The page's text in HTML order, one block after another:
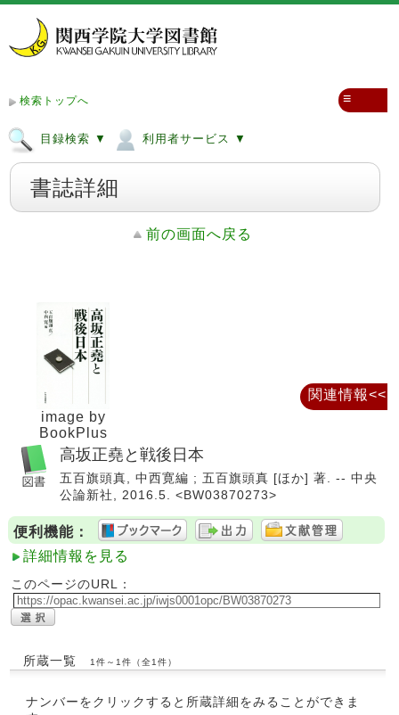
検索トップへ
目録検索 ▼ 利用者サービス ▼
≡
書誌詳細
前の画面へ戻る
image by
BookPlus
高坂正堯と戦後日本
五百旗頭真, 中西寛編 ; 五百旗頭真 [ほか] 著. -- 中央
公論新社, 2016.5. <BW03870273>
便利機能：
詳細情報を見る
このページのURL：
所蔵一覧 1件～1件（全1件）
ナンバーをクリックすると所蔵詳細をみることができま
関連情報<<